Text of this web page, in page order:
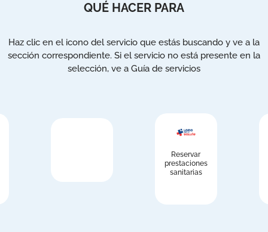
QUÉ HACER PARA
Haz clic en el icono del servicio que estás buscando y ve a la
sección correspondiente. Si el servicio no está presente en la
selección, ve a Guía de servicios
Reservar
prestaciones
sanitarias